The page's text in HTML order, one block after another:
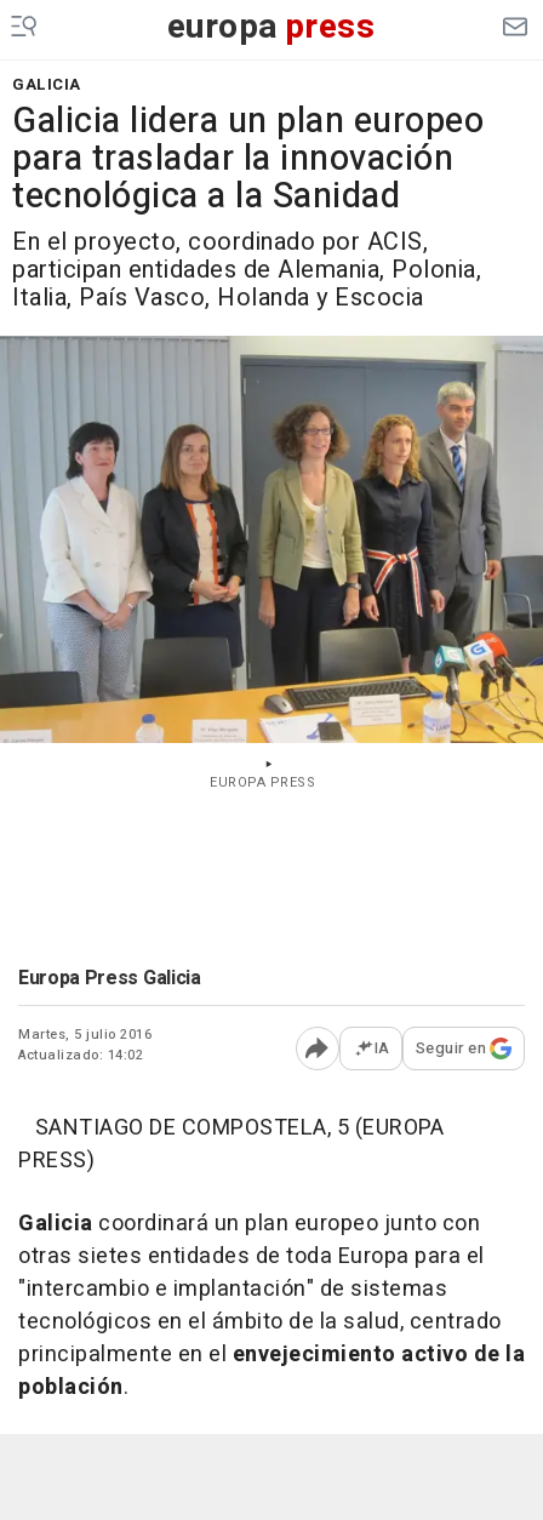
europa press
GALICIA
Galicia lidera un plan europeo
para trasladar la innovación
tecnológica a la Sanidad
En el proyecto, coordinado por ACIS,
participan entidades de Alemania, Polonia,
Italia, País Vasco, Holanda y Escocia
EUROPA PRESS
Europa Press Galicia
Martes, 5 julio 2016
Actualizado: 14:02
Abrir opciones para
IA Seguir en
SANTIAGO DE COMPOSTELA, 5 (EUROPA
PRESS)
Galicia coordinará un plan europeo junto con
otras sietes entidades de toda Europa para el
"intercambio e implantación" de sistemas
tecnológicos en el ámbito de la salud, centrado
principalmente en el envejecimiento activo de la
población.